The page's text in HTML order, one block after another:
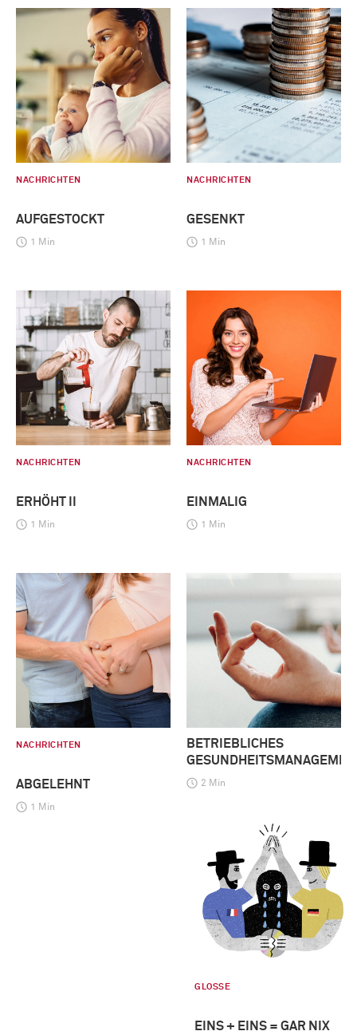
NACHRICHTEN
AUFGESTOCKT
1 Min
NACHRICHTEN
GESENKT
1 Min
NACHRICHTEN
ERHÖHT II
1 Min
NACHRICHTEN
EINMALIG
1 Min
NACHRICHTEN
ABGELEHNT
1 Min
BETRIEBLICHES
2 Min
GLOSSE
EINS + EINS = GAR NIX